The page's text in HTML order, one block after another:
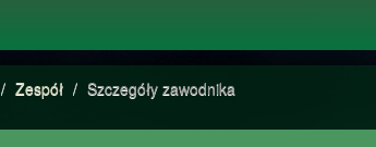
/ Zespół / Szczegóły zawodnika